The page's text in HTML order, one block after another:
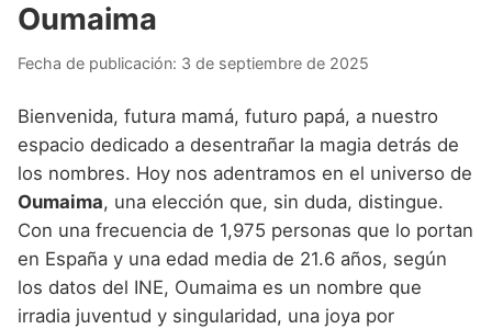
Nombres de Niña que empiezan por D
Nombres de Niña que empiezan por E
Nombres de Niña que empiezan por F
Nombres de Niña que empiezan por G
Nombres de Niña que empiezan por H
Nombres de Niña Egipcios
Nombres de Niña Griegos
Nombres de Niña Mitológicos
Nombres de Niña Romanos
Nombres de Niña Vikingos
Nombres de Niña Americanos
Nombres de Niña Chinos
Nombres de Niña Franceses
Nombres de Niña Hispanoamericanos
Nombres de Niña Ingleses
Nombres de Niña Andaluces
Nombres de Niña Aragoneses
Nombres de Niña Asturianos
Nombres de Niña Baleares
Nombres de Niña Canarios
Buscar
Oumaima
Fecha de publicación: 3 de septiembre de 2025
Bienvenida, futura mamá, futuro papá, a nuestro
espacio dedicado a desentrañar la magia detrás de
los nombres. Hoy nos adentramos en el universo de
Oumaima, una elección que, sin duda, distingue.
Con una frecuencia de 1,975 personas que lo portan
en España y una edad media de 21.6 años, según
los datos del INE, Oumaima es un nombre que
irradia juventud y singularidad, una joya por